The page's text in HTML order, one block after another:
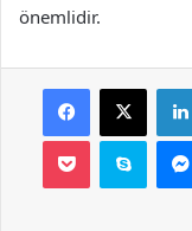
önemlidir.
Facebook
X
Pocket Skype